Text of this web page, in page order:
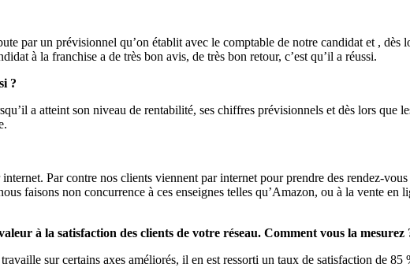
par un prévisionnel qu’on établit avec le comptable de notre candidat et , dès
à la franchise a de très bon avis, de très bon retour, c’est qu’il a réussi.
?
a atteint son niveau de rentabilité, ses chiffres prévisionnels et dès lors que
Par contre nos clients viennent par internet pour prendre des rendez-
faisons non concurrence à ces enseignes telles qu’Amazon, ou à la vente en
à la satisfaction des clients de votre réseau. Comment vous la mesurez
sur certains axes améliorés, il en est ressorti un taux de satisfaction de